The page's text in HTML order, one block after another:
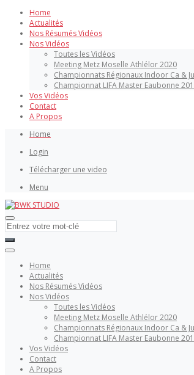
Home
Actualités
Nos Résumés Vidéos
Nos Vidéos
Toutes les Vidéos
Meeting Metz Moselle Athlélor 2020
Championnats Régionaux Indoor Ca &
Championnat LIFA Master Eaubonne
Vos Vidéos
Contact
A Propos
Home
Login
Télécharger une video
Menu
Home
Actualités
Nos Résumés Vidéos
Nos Vidéos
Toutes les Vidéos
Meeting Metz Moselle Athlélor 2020
Championnats Régionaux Indoor Ca &
Championnat LIFA Master Eaubonne
Vos Vidéos
Contact
A Propos